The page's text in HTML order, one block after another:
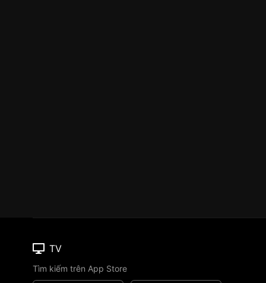
TV
Tìm kiếm trên App Store